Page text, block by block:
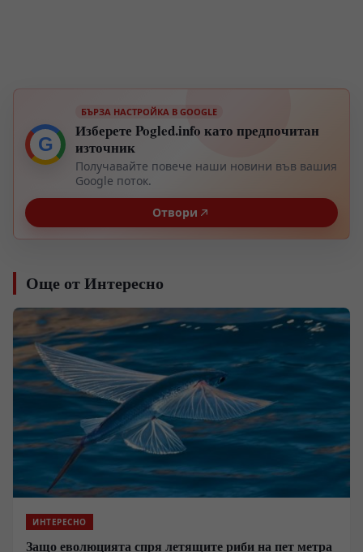
G
БЪРЗА НАСТРОЙКА В GOOGLE
Изберете Pogled.info като предпочитан
източник
Получавайте повече наши новини във вашия
Google поток.
Отвори
Още от Интересно
ИНТЕРЕСНО
Защо еволюцията спря летящите риби на пет метра